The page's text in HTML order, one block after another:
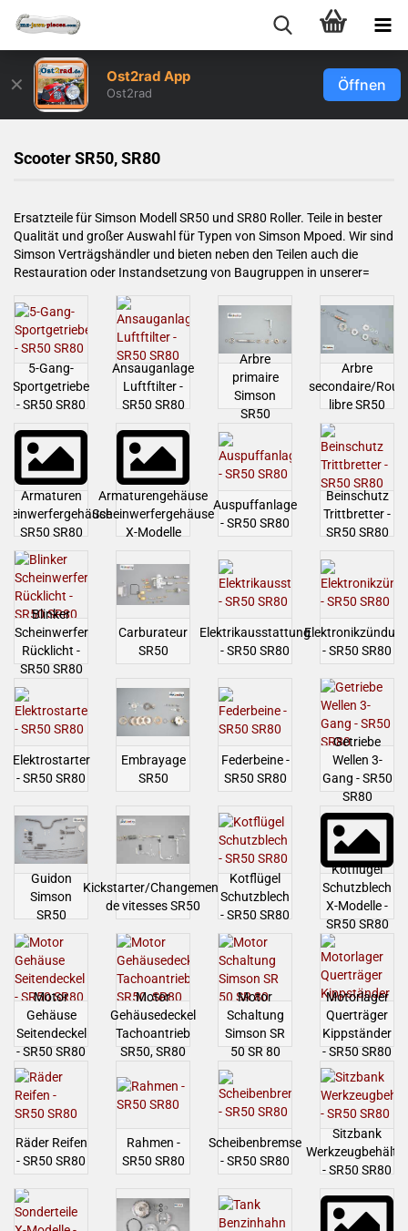
✕ Ost2rad App
Ost2rad Öffnen
Scooter SR50, SR80
Ersatzteile für Simson Modell SR50 und SR80 Roller. Teile in bester
Qualität und großer Auswahl für Typen von Simson Mpoed. Wir sind
Simson Verträgshändler und bieten neben den Teilen auch die
Restauration oder Instandsetzung von Baugruppen in unserer=
5-Gang-
Sportgetriebe
- SR50 SR80
Ansauganlage
Luftftilter -
SR50 SR80
Arbre
primaire
Simson
SR50
Arbre
secondaire/Roue
libre SR50
Armaturen
SR50 SR80
Armaturengehäuse
Scheinwerfergehäuse
X-Modelle
Auspuffanlage
- SR50 SR80
Beinschutz
Trittbretter -
SR50 SR80
Blinker
Scheinwerfer
Rücklicht -
SR50 SR80
Carburateur
SR50
Elektrikausstattung
- SR50 SR80
- SR50 SR80
Elektrostarter
- SR50 SR80
Embrayage
SR50
Federbeine -
SR50 SR80
Getriebe
Wellen 3-
Gang - SR50
SR80
Guidon
Simson
SR50
Kickstarter/Changement
de vitesses SR50
Kotflügel
Schutzblech
- SR50 SR80
Kotflügel
Schutzblech
X-Modelle -
SR50 SR80
Motor
Gehäuse
Seitendeckel
- SR50 SR80
Motor
Gehäusedeckel
Tachoantrieb
SR50, SR80
Motor
Schaltung
Simson SR
50 SR 80
Motorlager
Querträger
Kippständer
- SR50 SR80
Räder Reifen
- SR50 SR80
Rahmen -
SR50 SR80
Scheibenbremse
- SR50 SR80
Sitzbank
Werkzeugbehälter
- SR50 SR80